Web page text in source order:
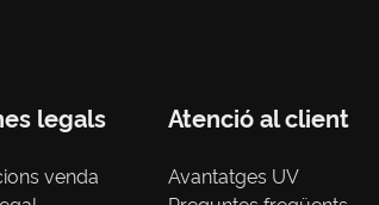
legals
venda
Atenció al client
Avantatges UV